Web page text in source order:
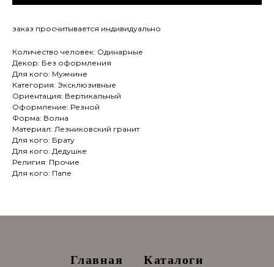
заказ просчитывается индивидуально
Количество человек: Одинарные
Декор: Без оформления
Для кого: Мужчине
Категория: Эксклюзивные
Ориентация: Вертикальный
Оформление: Резной
Форма: Волна
Материал: Лезниковский гранит
Для кого: Брату
Для кого: Дедушке
Религия: Прочие
Для кого: Папе
Главная
Каталоги